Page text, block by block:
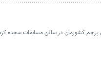
پرچم کشورمان در سالن مسابقات سجده